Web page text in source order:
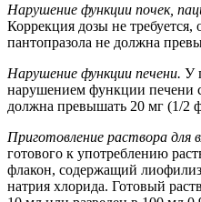
Нарушение функции почек,
Коррекция дозы не требуется,
пантопразола не должна
Нарушение функции печени. У
нарушением функции печени
должна превышать 20 мг (1/2
Приготовление раствора для
готового к употреблению
флакон, содержащий
натрия хлорида. Готовый